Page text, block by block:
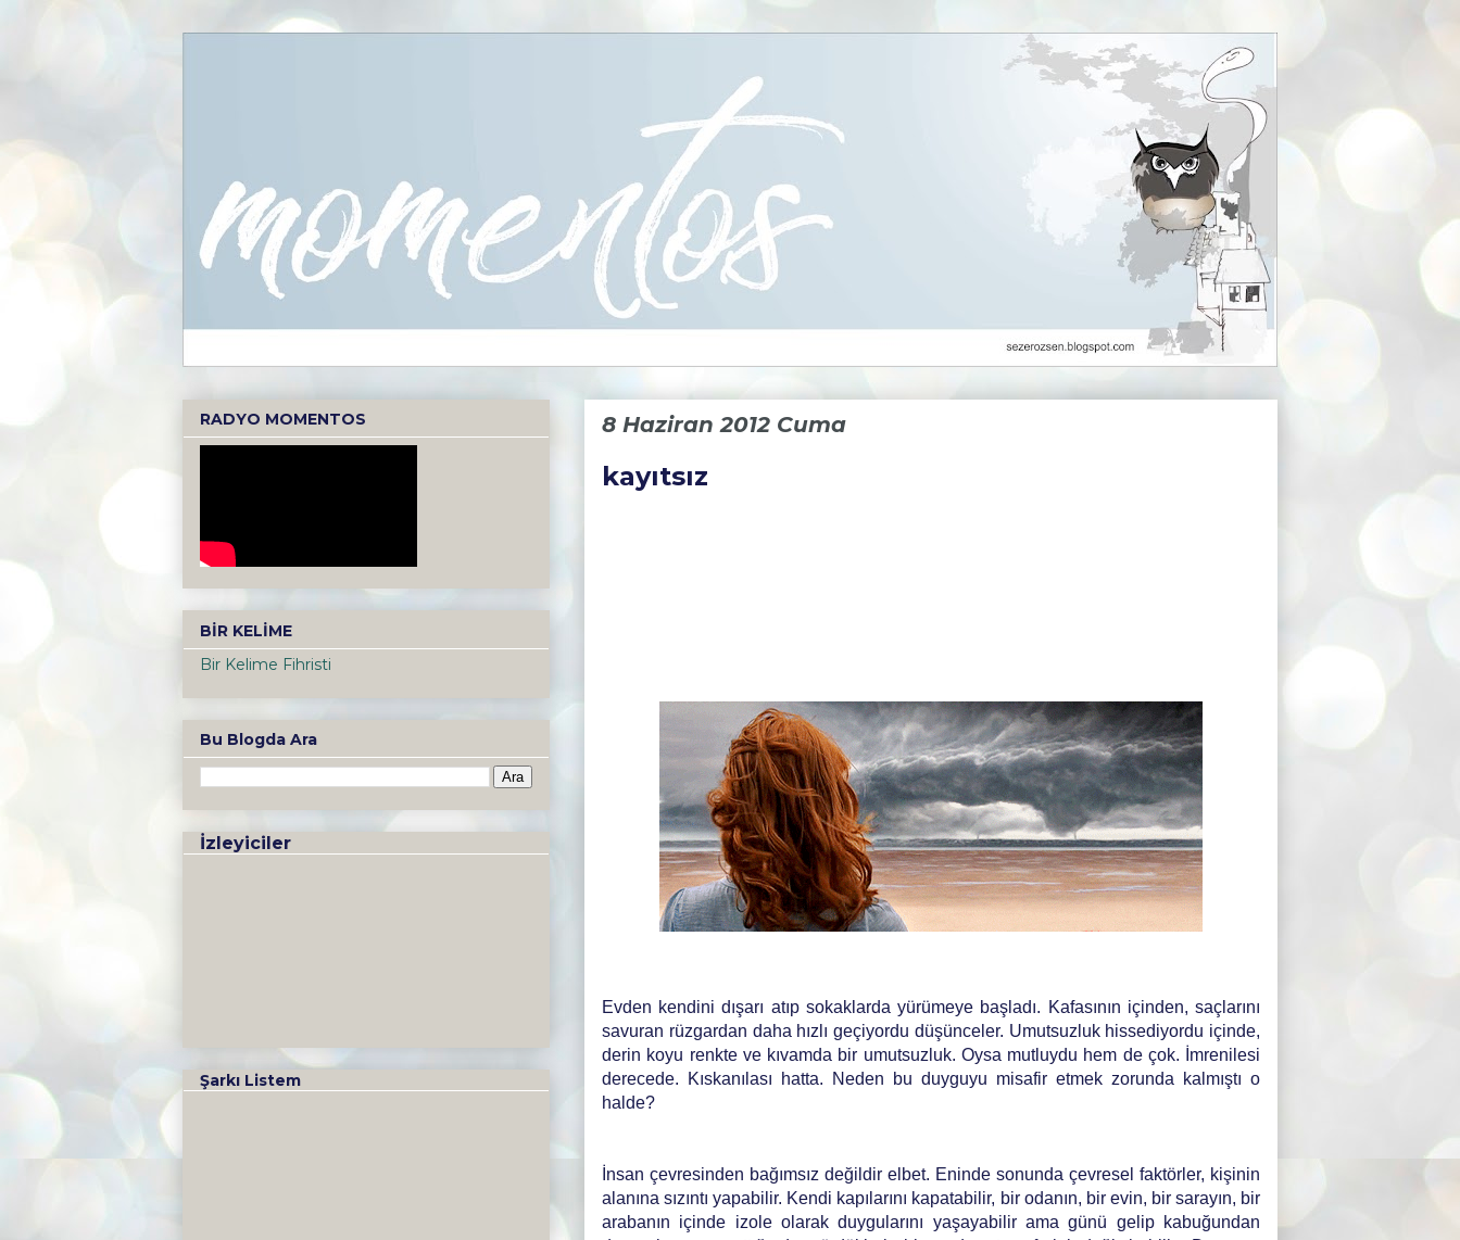
8 Haziran 2012 Cuma
kayıtsız
Evden kendini dışarı atıp sokaklarda yürümeye başladı. Kafasının içinden, saçlarını
savuran rüzgardan daha hızlı geçiyordu düşünceler. Umutsuzluk hissediyordu içinde,
derin koyu renkte ve kıvamda bir umutsuzluk. Oysa mutluydu hem de çok. İmrenilesi
derecede. Kıskanılası hatta. Neden bu duyguyu misafir etmek zorunda kalmıştı o
halde?
İnsan çevresinden bağımsız değildir elbet. Eninde sonunda çevresel faktörler, kişinin
alanına sızıntı yapabilir. Kendi kapılarını kapatabilir, bir odanın, bir evin, bir sarayın, bir
arabanın içinde izole olarak duygularını yaşayabilir ama günü gelip kabuğundan
RADYO MOMENTOS
BİR KELİME
Bir Kelime Fihristi
Bu Blogda Ara
İzleyiciler
Şarkı Listem